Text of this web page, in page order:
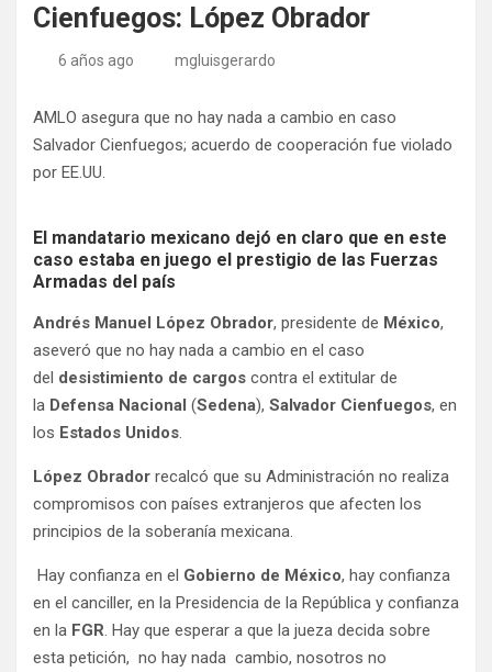
Cienfuegos: López Obrador
6 años ago mgluisgerardo
AMLO asegura que no hay nada a cambio en caso
Salvador Cienfuegos; acuerdo de cooperación fue violado
por EE.UU.
El mandatario mexicano dejó en claro que en este
caso estaba en juego el prestigio de las Fuerzas
Armadas del país
Andrés Manuel López Obrador, presidente de México,
aseveró que no hay nada a cambio en el caso
del desistimiento de cargos contra el extitular de
la Defensa Nacional (Sedena), Salvador Cienfuegos, en
los Estados Unidos.
López Obrador recalcó que su Administración no realiza
compromisos con países extranjeros que afecten los
principios de la soberanía mexicana.
Hay confianza en el Gobierno de México, hay confianza
en el canciller, en la Presidencia de la República y confianza
en la FGR. Hay que esperar a que la jueza decida sobre
esta petición, no hay nada cambio, nosotros no